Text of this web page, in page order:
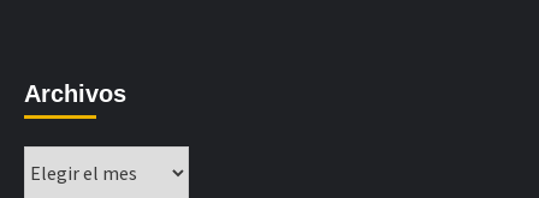
Archivos